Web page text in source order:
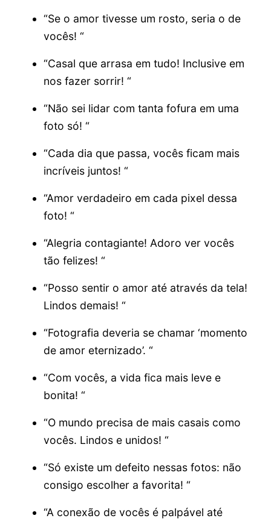
“Se o amor tivesse um rosto, seria o de
vocês! “
“Casal que arrasa em tudo! Inclusive em
nos fazer sorrir! “
“Não sei lidar com tanta fofura em uma
foto só! “
“Cada dia que passa, vocês ficam mais
incríveis juntos! “
“Amor verdadeiro em cada pixel dessa
foto! “
“Alegria contagiante! Adoro ver vocês
tão felizes! “
“Posso sentir o amor até através da tela!
Lindos demais! “
“Fotografia deveria se chamar ‘momento
de amor eternizado’. “
“Com vocês, a vida fica mais leve e
bonita! “
“O mundo precisa de mais casais como
vocês. Lindos e unidos! “
“Só existe um defeito nessas fotos: não
consigo escolher a favorita! “
“A conexão de vocês é palpável até